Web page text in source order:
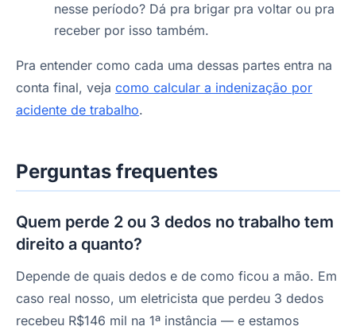
nesse período? Dá pra brigar pra voltar ou pra
receber por isso também.
Pra entender como cada uma dessas partes entra na
conta final, veja como calcular a indenização por
acidente de trabalho.
Perguntas frequentes
Quem perde 2 ou 3 dedos no trabalho tem
direito a quanto?
Depende de quais dedos e de como ficou a mão. Em
caso real nosso, um eletricista que perdeu 3 dedos
recebeu R$146 mil na 1ª instância — e estamos